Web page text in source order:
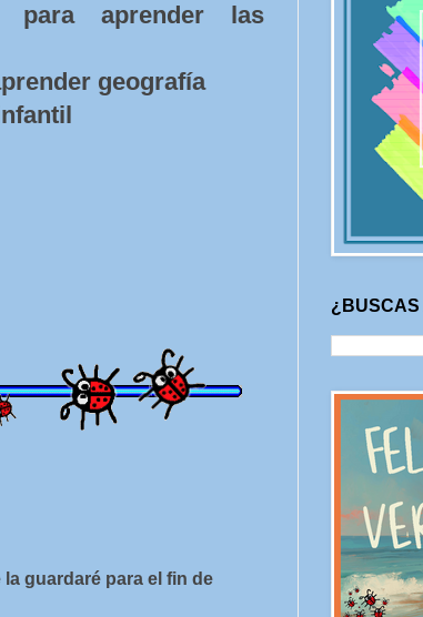
para aprender las
geografía
guardaré para el fin de
¿BUSCAS